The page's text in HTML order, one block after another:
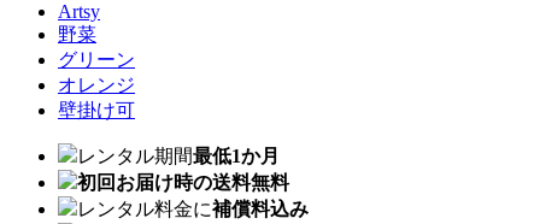
Artsy
野菜
グリーン
オレンジ
壁掛け可
レンタル期間最低1か月
初回お届け時の送料無料
レンタル料金に補償料込み